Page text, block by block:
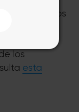
con casi todos
la función
los
esta